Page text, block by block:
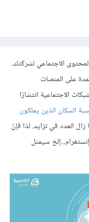
المحتوى الاجتماعي لشركتك.
على المنصات
الاجتماعية انتشارًا
السكان الذين يملكون
زال العدد في تزايد. لذا فإنّ
سيمثل